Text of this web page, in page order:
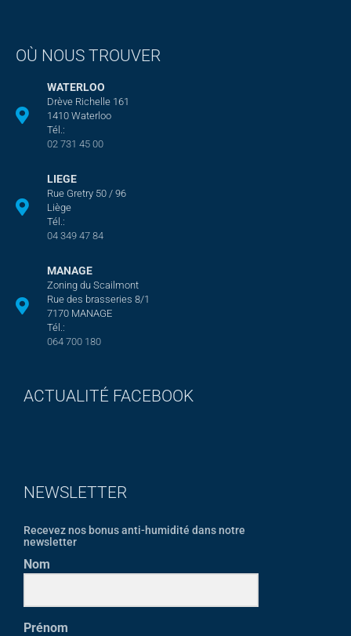
OÙ NOUS TROUVER
WATERLOO
Drève Richelle 161
1410 Waterloo
Tél.:
02 731 45 00
LIEGE
Rue Gretry 50 / 96
Liège
Tél.:
04 349 47 84
MANAGE
Zoning du Scailmont
Rue des brasseries 8/1
7170 MANAGE
Tél.:
064 700 180
ACTUALITÉ FACEBOOK
NEWSLETTER
Recevez nos bonus anti-humidité dans notre
newsletter
Nom
Prénom